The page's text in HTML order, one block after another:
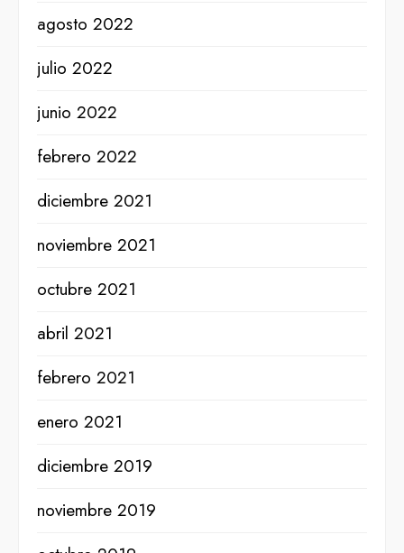
agosto 2022
julio 2022
junio 2022
febrero 2022
diciembre 2021
noviembre 2021
octubre 2021
abril 2021
febrero 2021
enero 2021
diciembre 2019
noviembre 2019